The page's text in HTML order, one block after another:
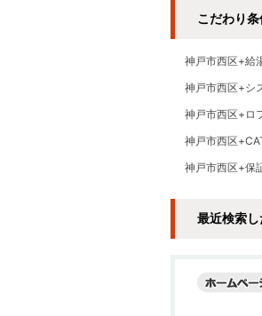
こだわり
神戸市西区+給
神戸市西区+シ
神戸市西区+ロ
神戸市西区
神戸市西区+保
最近検索